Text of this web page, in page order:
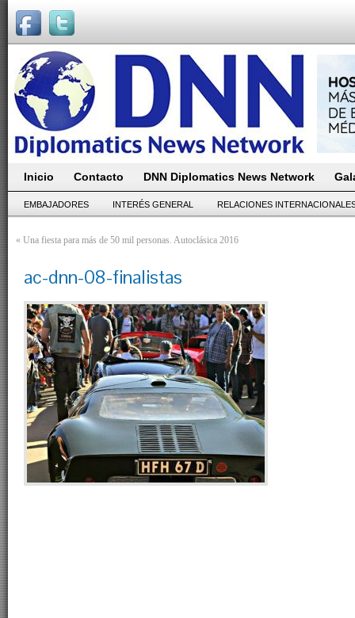
Inicio Contacto DNN Diplomatics News Network
EMBAJADORES INTERÉS GENERAL RELACIONES
« Una fiesta para más de 50 mil personas. Autoclásica 2016
ac-dnn-08-finalistas